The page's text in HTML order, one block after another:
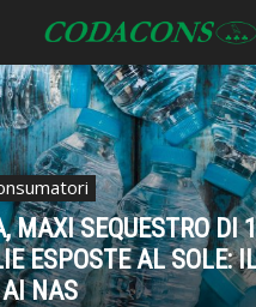
MAXI SEQUESTRO DI
ESPOSTE AL SOLE:
AI NAS